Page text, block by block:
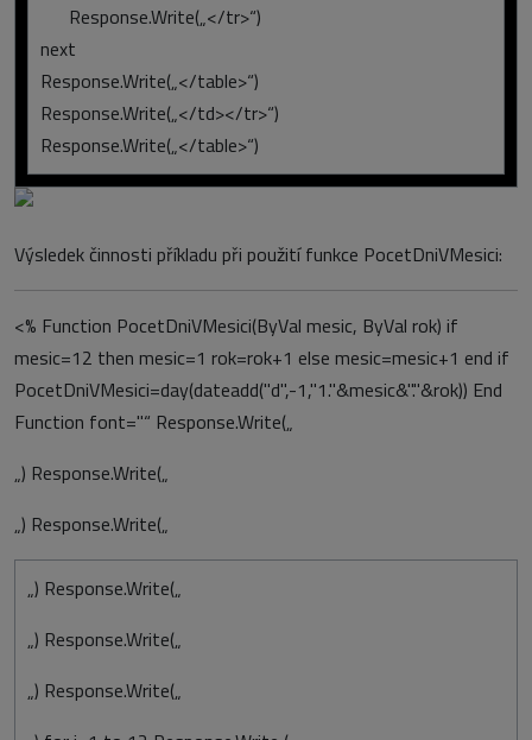
Response.Write(„</tr>“)
next
Response.Write(„</table>“)
Response.Write(„</td></tr>“)
Response.Write(„</table>“)
Výsledek činnosti příkladu při použití funkce PocetDniVMesici:
<% Function PocetDniVMesici(ByVal mesic, ByVal rok) if
mesic=12 then mesic=1 rok=rok+1 else mesic=mesic+1 end if
PocetDniVMesici=day(dateadd("d",-1,"1."&mesic&"."&rok)) End
Function font="“ Response.Write(„
„) Response.Write(„
„) Response.Write(„
„) Response.Write(„
„) Response.Write(„
„) Response.Write(„